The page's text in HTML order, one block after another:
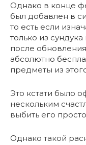
Однако в конце
был добавлен в
то есть если
только из
после
абсолютно
предметы из
Это кстати было
нескольким
выбить его
Однако такой